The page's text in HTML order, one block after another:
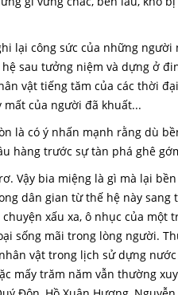
lại công sức của những
sau tưởng niệm và dựng ở
vật tiếng tăm của các thời
của người đã khuất...
là có ý nhấn mạnh rằng dù
hàng trước sự tàn phá ghê
Vậy bia miệng là gì mà lại
dân gian từ thế hệ này sang
xấu xa, ô nhục của một
sống mãi trong lòng người.
vật trong lịch sử dựng
mấy trăm năm vẫn thường